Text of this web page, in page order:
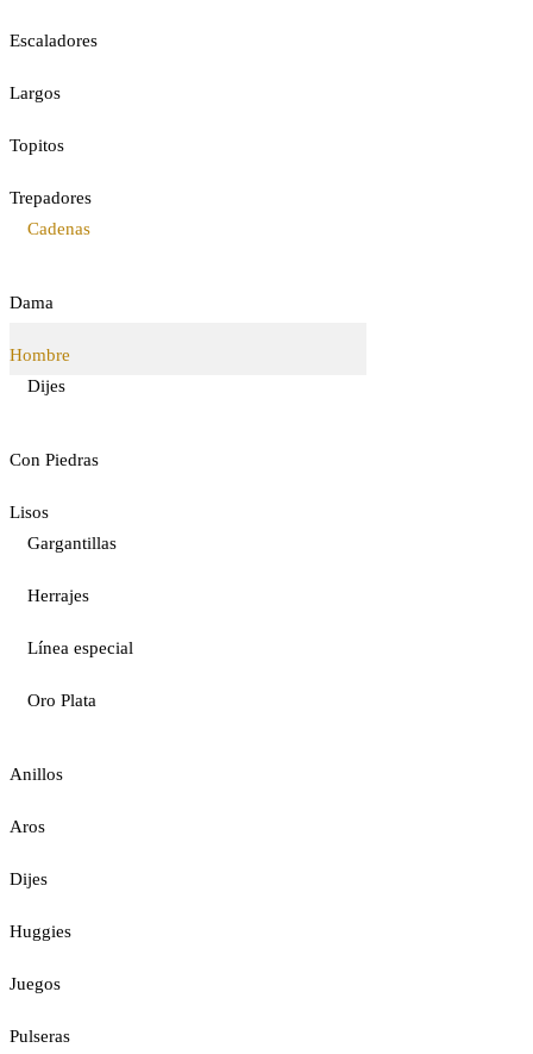
Escaladores
Largos
Topitos
Trepadores
Cadenas
Dama
Hombre
Dijes
Con Piedras
Lisos
Gargantillas
Herrajes
Línea especial
Oro Plata
Anillos
Aros
Dijes
Huggies
Juegos
Pulseras